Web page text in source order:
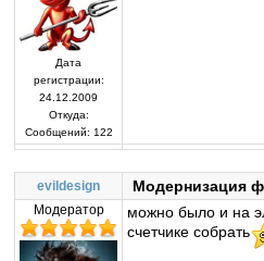
Дата
регистрации:
24.12.2009
Откуда:
Сообщений: 122
evildesign Модернизация
Модератор
можно было и на
счетчике собрать